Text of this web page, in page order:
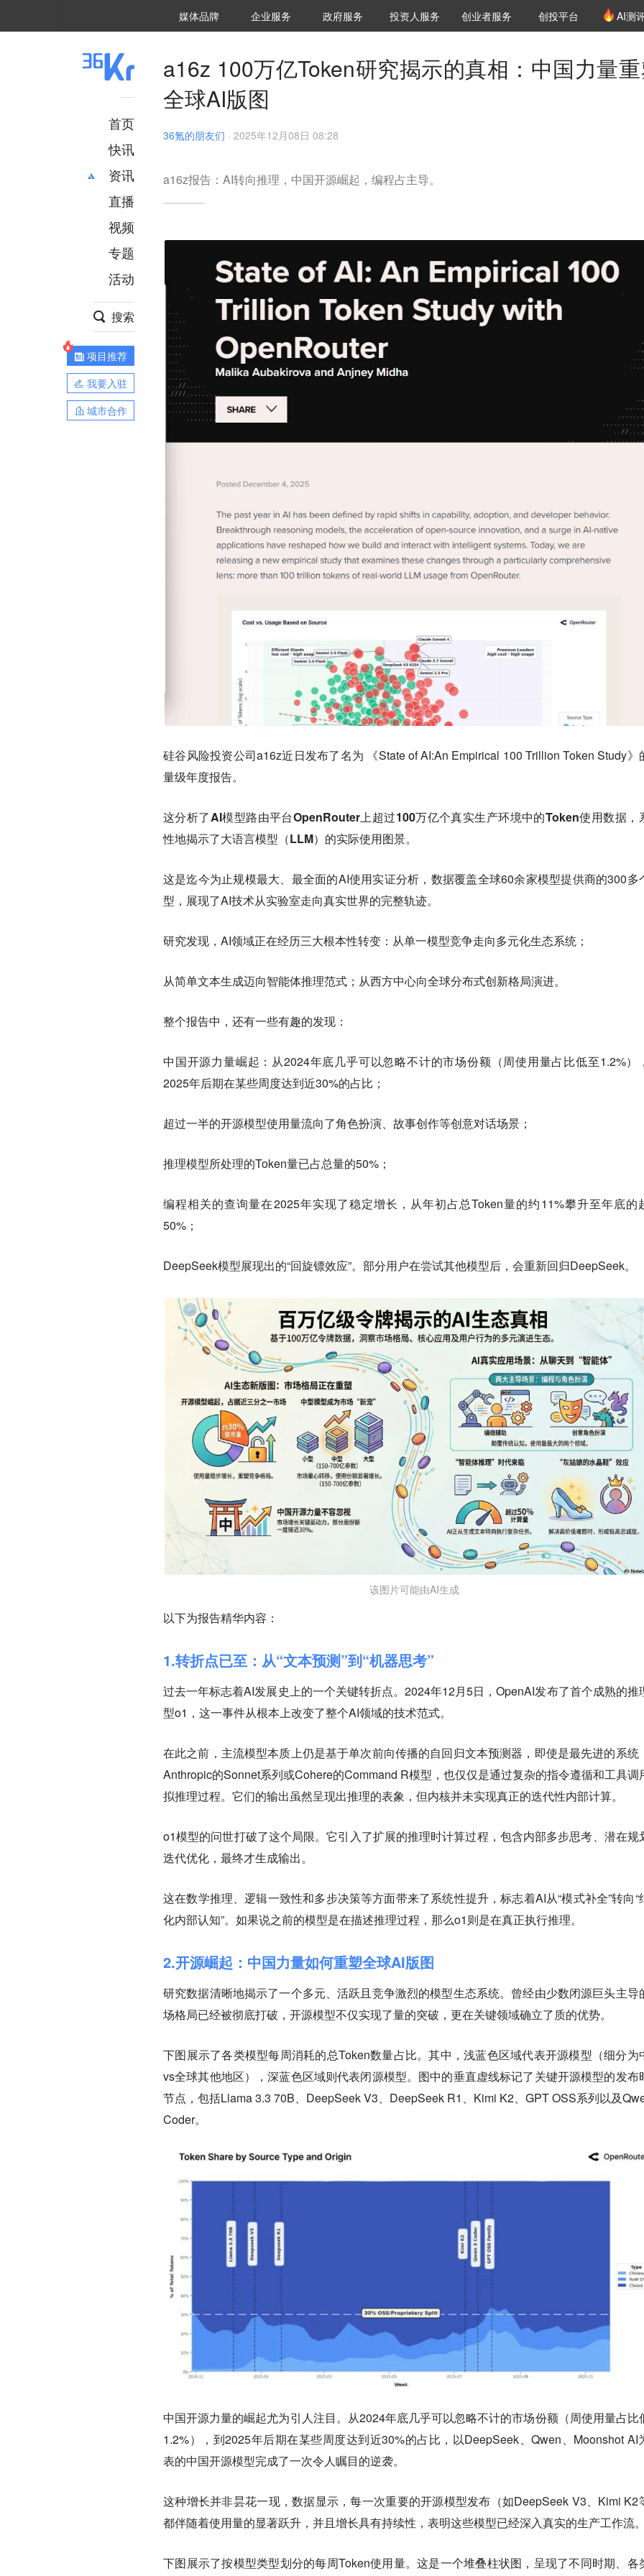
媒体品牌 36Kr研究院
企业服务 城市之窗
政府服务 VClub投资机构库
投资机构职位推介
投资人服务 创投氪堂
创业者服务 创投平台 AI测
首页
快讯
资讯
推荐
财经
项目推荐
安徽
直播
视频
专题
活动
搜索
项目推荐
我要入驻
城市合作
a16z 100万亿Token研究揭示的真相：中国力量
全球AI版图
36氪的朋友们 · 2025年12月08日 08:28
a16z报告：AI转向推理，中国开源崛起，编程占主导。
硅谷风险投资公司a16z近日发布了名为 《State of AI:An Empirical 100 Trillion Token Study》
量级年度报告。
这分析了AI模型路由平台OpenRouter上超过100万亿个真实生产环境中的Token使用数据，
性地揭示了大语言模型（LLM）的实际使用图景。
这是迄今为止规模最大、最全面的AI使用实证分析，数据覆盖全球60余家模型提供商的300多
型，展现了AI技术从实验室走向真实世界的完整轨迹。
研究发现，AI领域正在经历三大根本性转变：从单一模型竞争走向多元化生态系统；
从简单文本生成迈向智能体推理范式；从西方中心向全球分布式创新格局演进。
整个报告中，还有一些有趣的发现：
中国开源力量崛起：从2024年底几乎可以忽略不计的市场份额（周使用量占比低至1.2%）
2025年后期在某些周度达到近30%的占比；
超过一半的开源模型使用量流向了角色扮演、故事创作等创意对话场景；
推理模型所处理的Token量已占总量的50%；
编程相关的查询量在2025年实现了稳定增长，从年初占总Token量的约11%攀升至年底的
50%；
DeepSeek模型展现出的“回旋镖效应”。部分用户在尝试其他模型后，会重新回归DeepSeek。
该图片可能由AI生成
以下为报告精华内容：
1.转折点已至：从“文本预测”到“机器思考”
过去一年标志着AI发展史上的一个关键转折点。2024年12月5日，OpenAI发布了首个成熟的推
型o1，这一事件从根本上改变了整个AI领域的技术范式。
在此之前，主流模型本质上仍是基于单次前向传播的自回归文本预测器，即使是最先进的系统
Anthropic的Sonnet系列或Cohere的Command R模型，也仅仅是通过复杂的指令遵循和工具调
拟推理过程。它们的输出虽然呈现出推理的表象，但内核并未实现真正的迭代性内部计算。
o1模型的问世打破了这个局限。它引入了扩展的推理时计算过程，包含内部多步思考、潜在规
迭代优化，最终才生成输出。
这在数学推理、逻辑一致性和多步决策等方面带来了系统性提升，标志着AI从“模式补全”转向“
化内部认知”。如果说之前的模型是在描述推理过程，那么o1则是在真正执行推理。
2.开源崛起：中国力量如何重塑全球AI版图
研究数据清晰地揭示了一个多元、活跃且竞争激烈的模型生态系统。曾经由少数闭源巨头主导
场格局已经被彻底打破，开源模型不仅实现了量的突破，更在关键领域确立了质的优势。
下图展示了各类模型每周消耗的总Token数量占比。其中，浅蓝色区域代表开源模型（细分为
vs全球其他地区），深蓝色区域则代表闭源模型。图中的垂直虚线标记了关键开源模型的发布
节点，包括Llama 3.3 70B、DeepSeek V3、DeepSeek R1、Kimi K2、GPT OSS系列以及
Coder。
中国开源力量的崛起尤为引人注目。从2024年底几乎可以忽略不计的市场份额（周使用量占比
1.2%），到2025年后期在某些周度达到近30%的占比，以DeepSeek、Qwen、Moonshot AI
表的中国开源模型完成了一次令人瞩目的逆袭。
这种增长并非昙花一现，数据显示，每一次重要的开源模型发布（如DeepSeek V3、Kimi K2
都伴随着使用量的显著跃升，并且增长具有持续性，表明这些模型已经深入真实的生产工作流。
下图展示了按模型类型划分的每周Token使用量。这是一个堆叠柱状图，呈现了不同时期、各